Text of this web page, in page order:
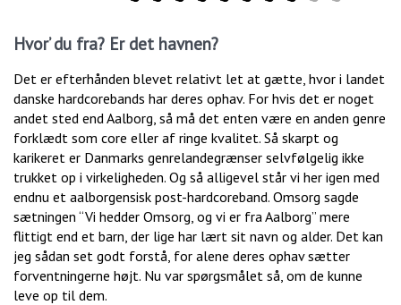
Hvor’ du fra? Er det havnen?
Det er efterhånden blevet relativt let at gætte, hvor i landet
danske hardcorebands har deres ophav. For hvis det er noget
andet sted end Aalborg, så må det enten være en anden genre
forklædt som core eller af ringe kvalitet. Så skarpt og
karikeret er Danmarks genrelandegrænser selvfølgelig ikke
trukket op i virkeligheden. Og så alligevel står vi her igen med
endnu et aalborgensisk post-hardcoreband. Omsorg sagde
sætningen “Vi hedder Omsorg, og vi er fra Aalborg” mere
flittigt end et barn, der lige har lært sit navn og alder. Det kan
jeg sådan set godt forstå, for alene deres ophav sætter
forventningerne højt. Nu var spørgsmålet så, om de kunne
leve op til dem.